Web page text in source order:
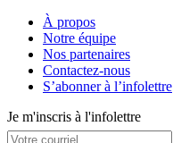
À propos
Notre équipe
Nos partenaires
Contactez-nous
S’abonner à l’infolettre
Je m'inscris à l'infolettre